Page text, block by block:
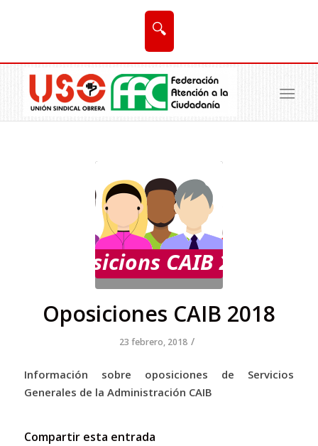
🔍
Oposiciones CAIB 2018
23 febrero, 2018 /
Información sobre oposiciones de Servicios
Generales de la Administración CAIB
Compartir esta entrada